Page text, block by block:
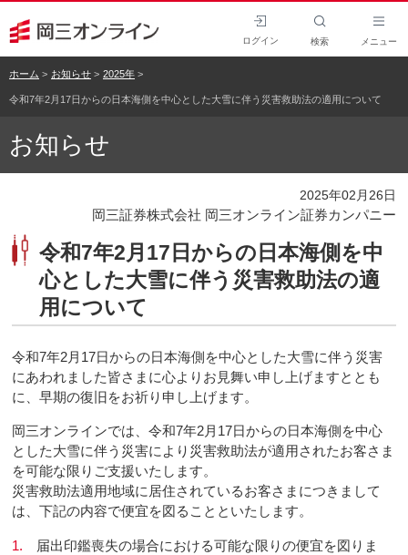
ログイン 検索 メニュー
ホーム お知らせ 2025年
令和7年2月17日からの日本海側を中心とした大雪に伴う災害救助法の適用について
お知らせ
2025年02月26日
岡三証券株式会社 岡三オンライン証券カンパニー
令和7年2月17日からの日本海側を中
心とした大雪に伴う災害救助法の適
用について
令和7年2月17日からの日本海側を中心とした大雪に伴う災害
にあわれました皆さまに心よりお見舞い申し上げますととも
に、早期の復旧をお祈り申し上げます。
岡三オンラインでは、令和7年2月17日からの日本海側を中心
とした大雪に伴う災害により災害救助法が適用されたお客さま
を可能な限りご支援いたします。
災害救助法適用地域に居住されているお客さまにつきまして
は、下記の内容で便宜を図ることといたします。
1.
届出印鑑喪失の場合における可能な限りの便宜を図りま